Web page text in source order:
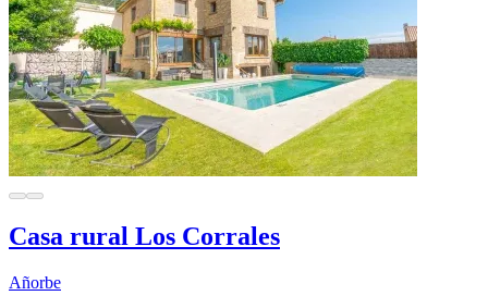
Casa rural Los Corrales
Añorbe